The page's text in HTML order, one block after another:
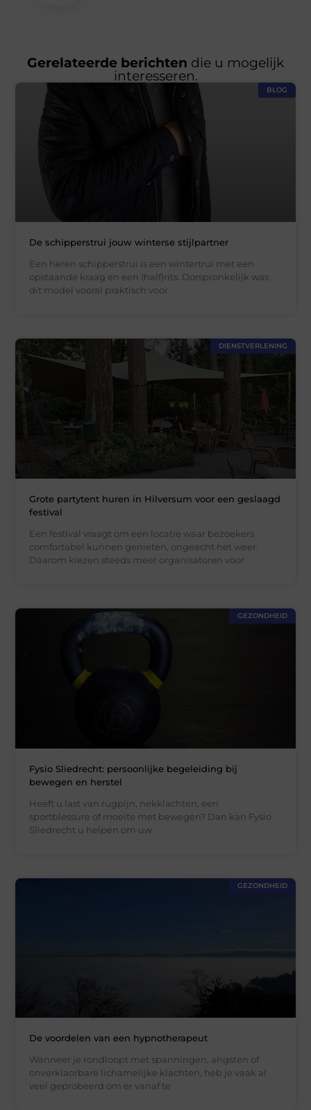
Gerelateerde berichten die u mogelijk
interesseren.
BLOG
De schipperstrui jouw winterse stijlpartner
Een heren schipperstrui is een wintertrui met een
opstaande kraag en een (half)rits. Oorspronkelijk was
dit model vooral praktisch voor
DIENSTVERLENING
Grote partytent huren in Hilversum voor een geslaagd
festival
Een festival vraagt om een locatie waar bezoekers
comfortabel kunnen genieten, ongeacht het weer.
Daarom kiezen steeds meer organisatoren voor
GEZONDHEID
Fysio Sliedrecht: persoonlijke begeleiding bij
bewegen en herstel
Heeft u last van rugpijn, nekklachten, een
sportblessure of moeite met bewegen? Dan kan Fysio
Sliedrecht u helpen om uw
GEZONDHEID
De voordelen van een hypnotherapeut
Wanneer je rondloopt met spanningen, angsten of
onverklaorbare lichamelijke klachten, heb je vaak al
veel geprobeerd om er vanaf te